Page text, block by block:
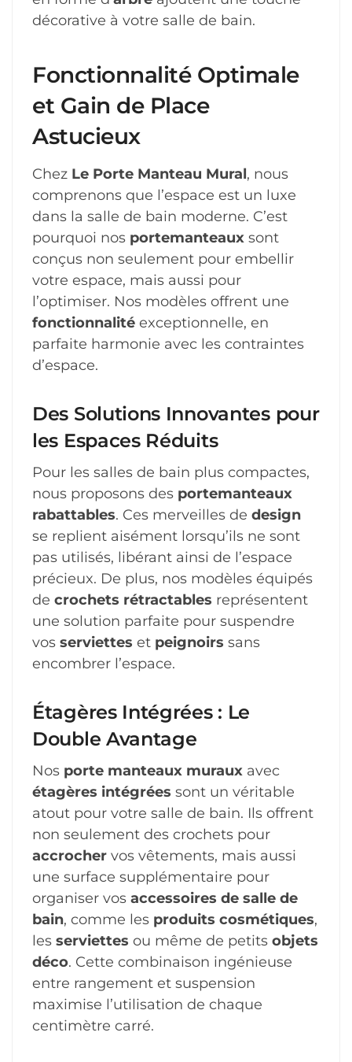
décorative à votre salle de bain.
Fonctionnalité Optimale
et Gain de Place
Astucieux
Chez Le Porte Manteau Mural, nous
comprenons que l’espace est un luxe
dans la salle de bain moderne. C’est
pourquoi nos portemanteaux sont
conçus non seulement pour embellir
votre espace, mais aussi pour
l’optimiser. Nos modèles offrent une
fonctionnalité exceptionnelle, en
parfaite harmonie avec les contraintes
d’espace.
Des Solutions Innovantes pour
les Espaces Réduits
Pour les salles de bain plus compactes,
nous proposons des portemanteaux
rabattables. Ces merveilles de design
se replient aisément lorsqu’ils ne sont
pas utilisés, libérant ainsi de l’espace
précieux. De plus, nos modèles équipés
de crochets rétractables représentent
une solution parfaite pour suspendre
vos serviettes et peignoirs sans
encombrer l’espace.
Étagères Intégrées : Le
Double Avantage
Nos porte manteaux muraux avec
étagères intégrées sont un véritable
atout pour votre salle de bain. Ils offrent
non seulement des crochets pour
accrocher vos vêtements, mais aussi
une surface supplémentaire pour
organiser vos accessoires de salle de
bain, comme les produits cosmétiques,
les serviettes ou même de petits objets
déco. Cette combinaison ingénieuse
entre rangement et suspension
maximise l’utilisation de chaque
centimètre carré.